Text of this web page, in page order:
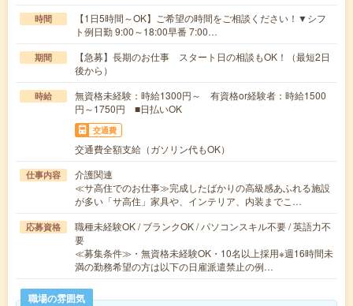
時間
【1日5時間～OK】ご希望の時間をご相談ください！▼シフ
ト例日勤 9:00～18:00早番 7:00…
期間
【急募】長期のお仕事 スタート日の相談もOK！（最短2日
後から）
時給
無資格未経験：時給1300円～ 有資格or経験者：時給1500
円～1750円 ■日払いOK
交通費
交通費全額支給（ガソリン代もOK）
仕事内容
介護関連
≪サ高住でのお仕事≫完成したばかりの高級感あふれる施設
が多い「サ高住」家具や、インテリア、内装までこ…
応募資格
職種未経験OK / ブランクOK / パソコンスキル不要 / 英語力不
要
≪募集条件≫・無資格未経験OK・10名以上採用※週16時間未
満の勤務希望の方は以下の日雇派遣禁止の例…
職場の雰囲気